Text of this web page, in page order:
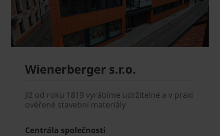
Wienerberger s.r.o.
Již od roku 1819 vyrábíme udržitelné a v praxi
ověřené stavební materiály
Centrála společnosti